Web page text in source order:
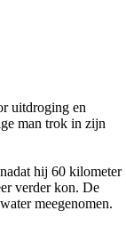
uitdroging en
man trok in zijn
hij 60 kilometer
verder kon. De
meegenomen.